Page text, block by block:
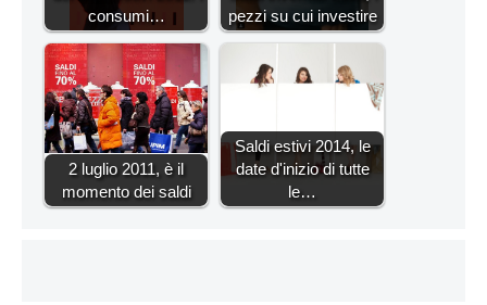
consumi…
pezzi su cui investire
2 luglio 2011, è il
momento dei saldi
Saldi estivi 2014, le
date d'inizio di tutte
le…